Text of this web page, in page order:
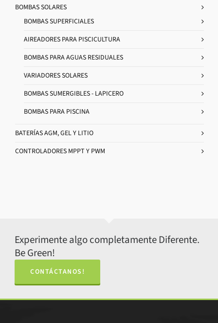
BOMBAS SOLARES
BOMBAS SUPERFICIALES
AIREADORES PARA PISCICULTURA
BOMBAS PARA AGUAS RESIDUALES
VARIADORES SOLARES
BOMBAS SUMERGIBLES - LAPICERO
BOMBAS PARA PISCINA
BATERÍAS AGM, GEL Y LITIO
CONTROLADORES MPPT Y PWM
Experimente algo completamente Diferente.
Be Green!
CONTÁCTANOS!